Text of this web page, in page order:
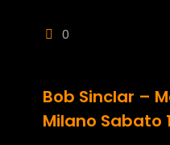
0
Bob Sinclar –
Milano Sabato